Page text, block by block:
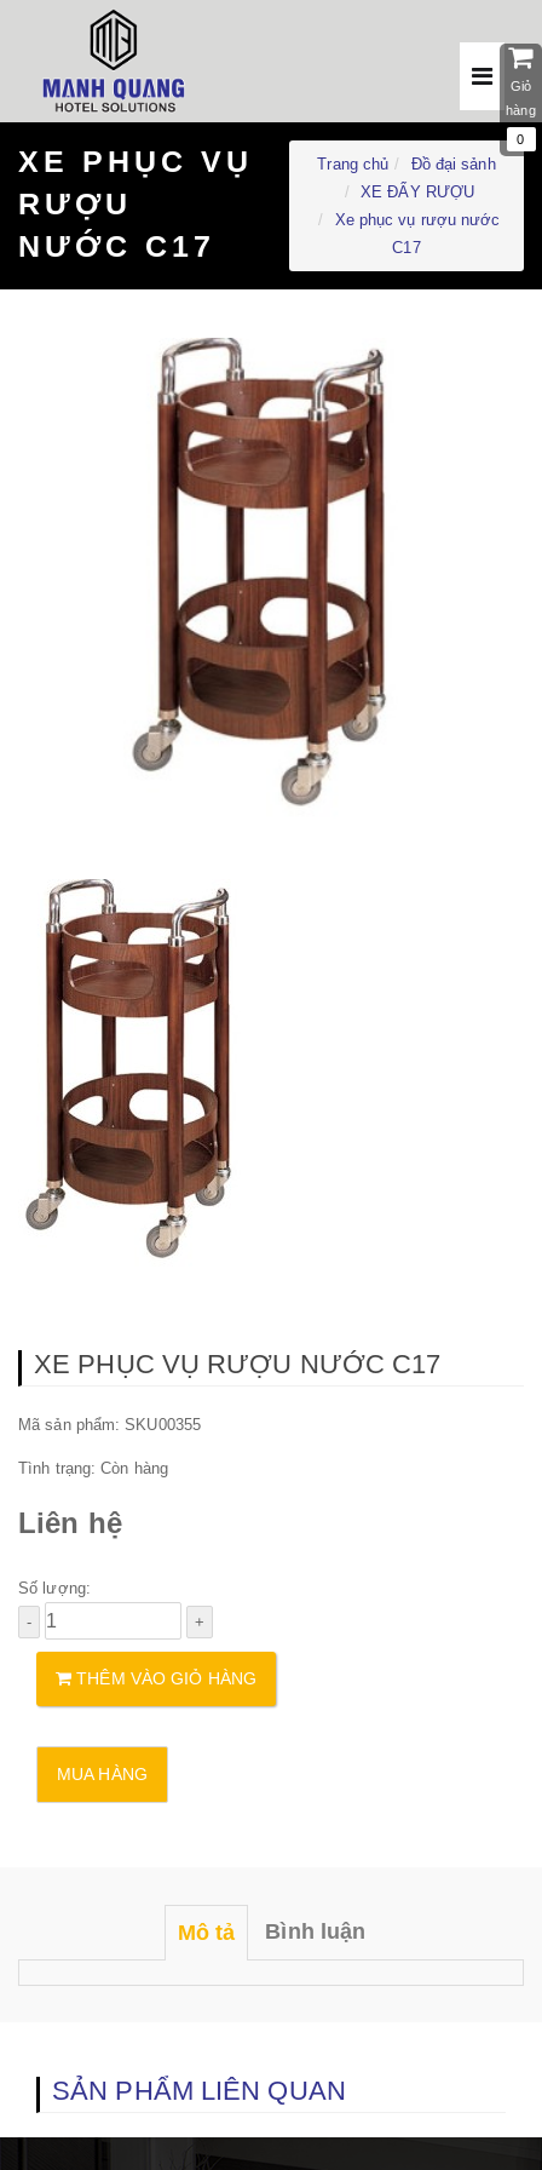
Giỏ
hàng
0
XE PHỤC VỤ
RƯỢU
NƯỚC C17
Trang chủ
Đồ đại sảnh
XE ĐẨY RƯỢU
Xe phục vụ rượu nước
C17
XE PHỤC VỤ RƯỢU NƯỚC C17
Mã sản phẩm: SKU00355
Tình trạng:Còn hàng
Liên hệ
Số lượng:
THÊM VÀO GIỎ HÀNG
Mô tả Bình luận
SẢN PHẨM LIÊN QUAN